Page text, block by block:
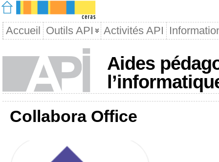
Accueil Outils API Activités API
Aides
Collabora Office